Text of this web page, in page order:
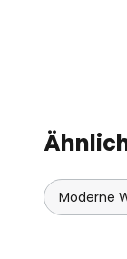
Moderne